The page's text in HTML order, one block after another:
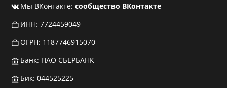
Мы ВКонтакте: сообщество ВКонтакте
ИНН: 7724459049
ОГРН: 1187746915070
Банк: ПАО СБЕРБАНК
Бик: 044525225